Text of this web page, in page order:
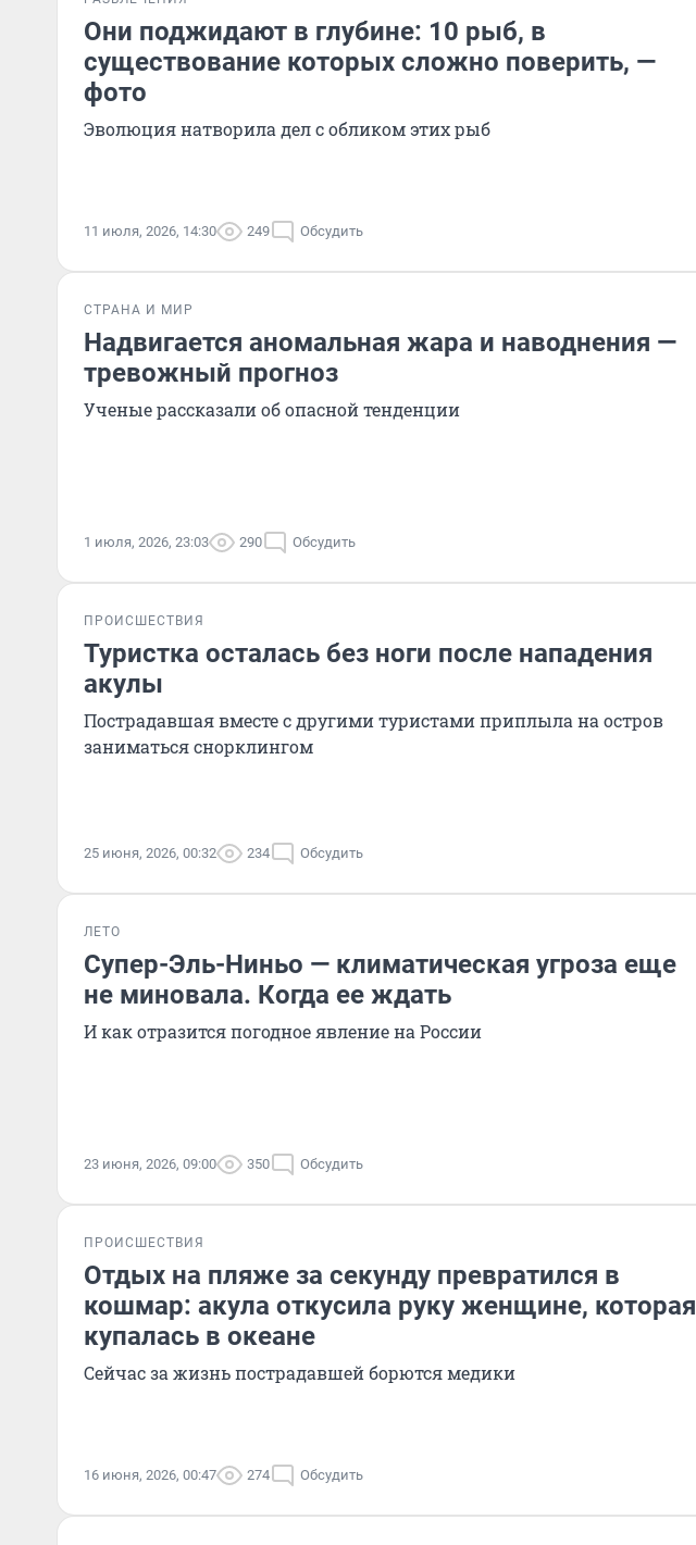
Они поджидают в глубине: 10 рыб, в
существование которых сложно поверить, —
фото
Эволюция натворила дел с обликом этих рыб
11 июля, 2026, 14:30 249 Обсудить
СТРАНА И МИР
Надвигается аномальная жара и наводнения —
тревожный прогноз
Ученые рассказали об опасной тенденции
1 июля, 2026, 23:03 290 Обсудить
ПРОИСШЕСТВИЯ
Туристка осталась без ноги после нападения
акулы
Пострадавшая вместе с другими туристами приплыла на остров
заниматься снорклингом
25 июня, 2026, 00:32 234 Обсудить
ЛЕТО
Супер-Эль-Ниньо — климатическая угроза еще
не миновала. Когда ее ждать
И как отразится погодное явление на России
23 июня, 2026, 09:00 350 Обсудить
ПРОИСШЕСТВИЯ
Отдых на пляже за секунду превратился в
кошмар: акула откусила руку женщине, которая
купалась в океане
Сейчас за жизнь пострадавшей борются медики
16 июня, 2026, 00:47 274 Обсудить